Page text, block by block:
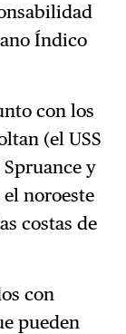
Índico
con los
(el USS
Spruance y
noroeste
costas de
con
pueden